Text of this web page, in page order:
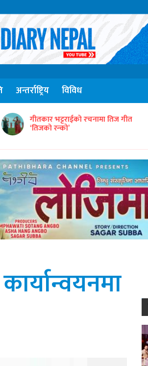
अन्तर्राष्ट्रिय विविध
संजिव सिंह रानाको स्वरमा रहेको कौरा
गीत ‘तितो छ कि गुलियो’को भिडिओ
सार्वजनिक